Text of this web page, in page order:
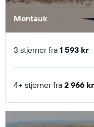
Montauk
3 stjerner fra 1 593 kr
4+ stjerner fra 2 966 kr